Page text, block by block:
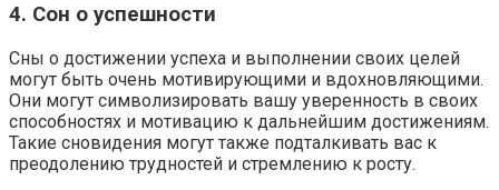
4. Сон о успешности
Сны о достижении успеха и выполнении своих целей
могут быть очень мотивирующими и вдохновляющими.
Они могут символизировать вашу уверенность в своих
способностях и мотивацию к дальнейшим достижениям.
Такие сновидения могут также подталкивать вас к
преодолению трудностей и стремлению к росту.